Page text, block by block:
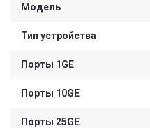
Модель
Тип устройства
Порты 1GE
Порты 10GE
Порты 25GE